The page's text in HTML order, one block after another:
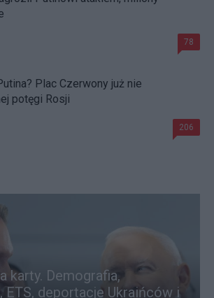
78
Plac Czerwony już nie
potęgi Rosji
206
karty. Demografia,
ETS, deportacje Ukraińców i